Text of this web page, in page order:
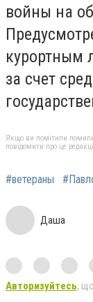
войны на
курортным
за счет
Якщо ви помітили
повідомити про це
#ветераны
Даша
Авторизуйтесь,